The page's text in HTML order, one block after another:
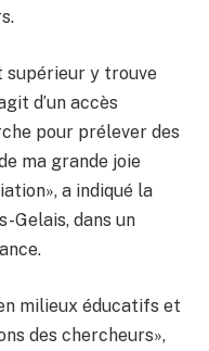
supérieur y trouve
d’un accès
pour prélever des
ma grande joie
a indiqué la
Gelais, dans un
milieux éducatifs et
des chercheurs»,